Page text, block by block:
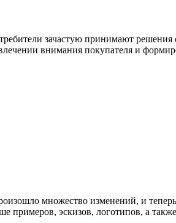
зачастую принимают решения
внимания покупателя и
множество изменений, и
примеров, эскизов, логотипов, а